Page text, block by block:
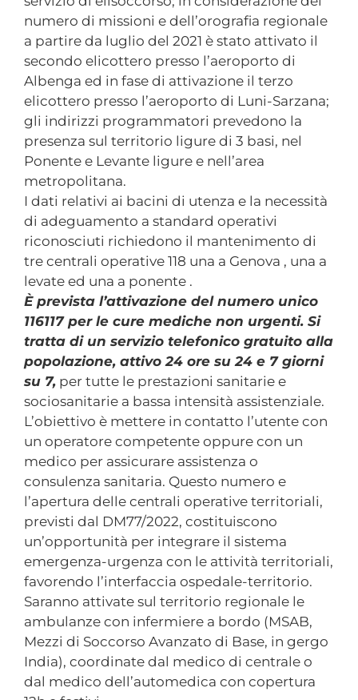
numero di missioni e dell’orografia regionale
a partire da luglio del 2021 è stato attivato il
secondo elicottero presso l’aeroporto di
Albenga ed in fase di attivazione il terzo
elicottero presso l’aeroporto di Luni-Sarzana;
gli indirizzi programmatori prevedono la
presenza sul territorio ligure di 3 basi, nel
Ponente e Levante ligure e nell’area
metropolitana.
I dati relativi ai bacini di utenza e la necessità
di adeguamento a standard operativi
riconosciuti richiedono il mantenimento di
tre centrali operative 118 una a Genova , una a
levate ed una a ponente .
È prevista l’attivazione del numero unico
116117 per le cure mediche non urgenti. Si
tratta di un servizio telefonico gratuito alla
popolazione, attivo 24 ore su 24 e 7 giorni
su 7, per tutte le prestazioni sanitarie e
sociosanitarie a bassa intensità assistenziale.
L’obiettivo è mettere in contatto l’utente con
un operatore competente oppure con un
medico per assicurare assistenza o
consulenza sanitaria. Questo numero e
l’apertura delle centrali operative territoriali,
previsti dal DM77/2022, costituiscono
un’opportunità per integrare il sistema
emergenza-urgenza con le attività territoriali,
favorendo l’interfaccia ospedale-territorio.
Saranno attivate sul territorio regionale le
ambulanze con infermiere a bordo (MSAB,
Mezzi di Soccorso Avanzato di Base, in gergo
India), coordinate dal medico di centrale o
dal medico dell’automedica con copertura